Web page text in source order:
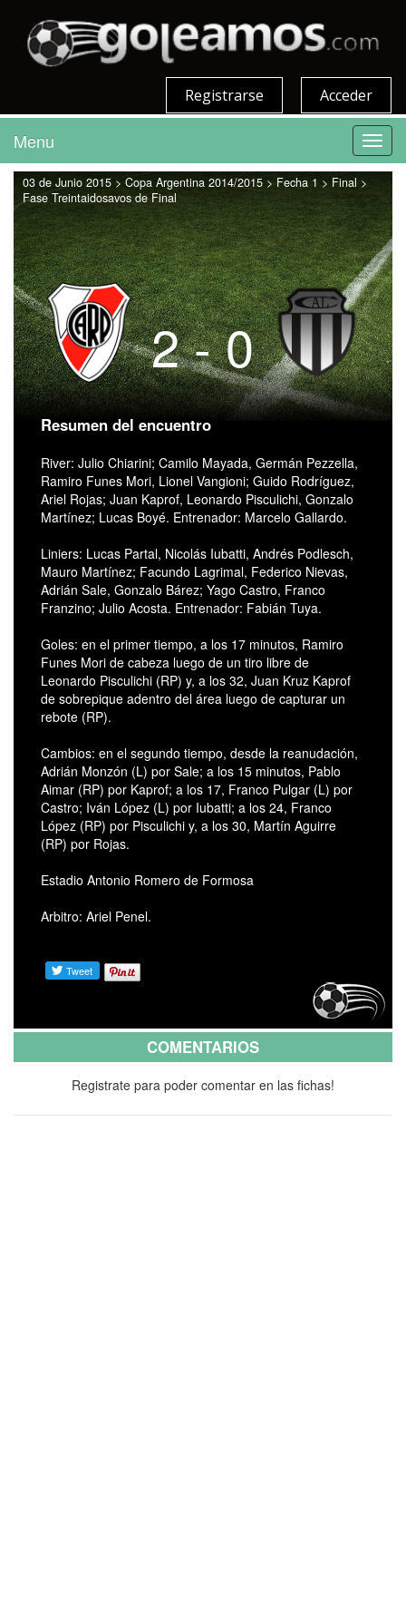
Acceder
Registrarse
Menu
03 de Junio 2015 > Copa Argentina 2014/2015 > Fecha 1 > Final >
Fase Treintaidosavos de Final
2 - 0
Resumen del encuentro
River: Julio Chiarini; Camilo Mayada, Germán Pezzella,
Ramiro Funes Mori, Lionel Vangioni; Guido Rodríguez,
Ariel Rojas; Juan Kaprof, Leonardo Pisculichi, Gonzalo
Martínez; Lucas Boyé. Entrenador: Marcelo Gallardo.
Liniers: Lucas Partal, Nicolás Iubatti, Andrés Podlesch,
Mauro Martínez; Facundo Lagrimal, Federico Nievas,
Adrián Sale, Gonzalo Bárez; Yago Castro, Franco
Franzino; Julio Acosta. Entrenador: Fabián Tuya.
Goles: en el primer tiempo, a los 17 minutos, Ramiro
Funes Mori de cabeza luego de un tiro libre de
Leonardo Pisculichi (RP) y, a los 32, Juan Kruz Kaprof
de sobrepique adentro del área luego de capturar un
rebote (RP).
Cambios: en el segundo tiempo, desde la reanudación,
Adrián Monzón (L) por Sale; a los 15 minutos, Pablo
Aimar (RP) por Kaprof; a los 17, Franco Pulgar (L) por
Castro; Iván López (L) por Iubatti; a los 24, Franco
López (RP) por Pisculichi y, a los 30, Martín Aguirre
(RP) por Rojas.
Estadio Antonio Romero de Formosa
Arbitro: Ariel Penel.
COMENTARIOS
Registrate para poder comentar en las fichas!